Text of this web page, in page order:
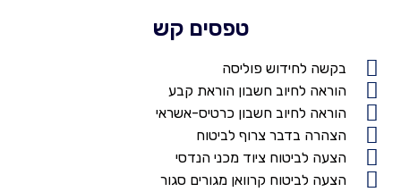
טפסים קש
בקשה לחידוש פוליסה
הוראה לחיוב חשבון הוראת קבע
הוראה לחיוב חשבון כרטיס-אשראי
הצהרה בדבר צרוף לביטוח
הצעה לביטוח ציוד מכני הנדסי
הצעה לביטוח קרוואן מגורים סגור